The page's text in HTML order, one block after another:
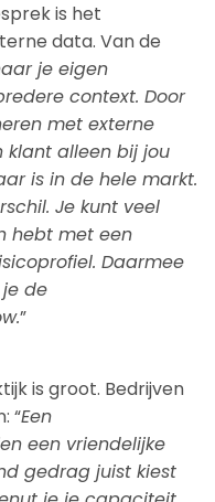
is het
data. Van de
je eigen
context. Door
met externe
klant alleen bij jou
is in de hele markt.
Je kunt veel
hebt met een
Daarmee
de
”
is groot. Bedrijven
“Een
een vriendelijke
gedrag juist kiest